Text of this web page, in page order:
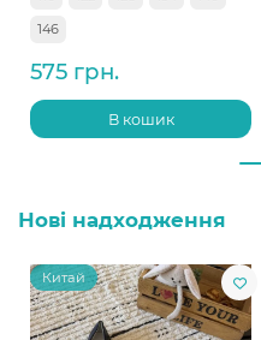
146
575 грн.
В кошик
Нові надходження
Китай